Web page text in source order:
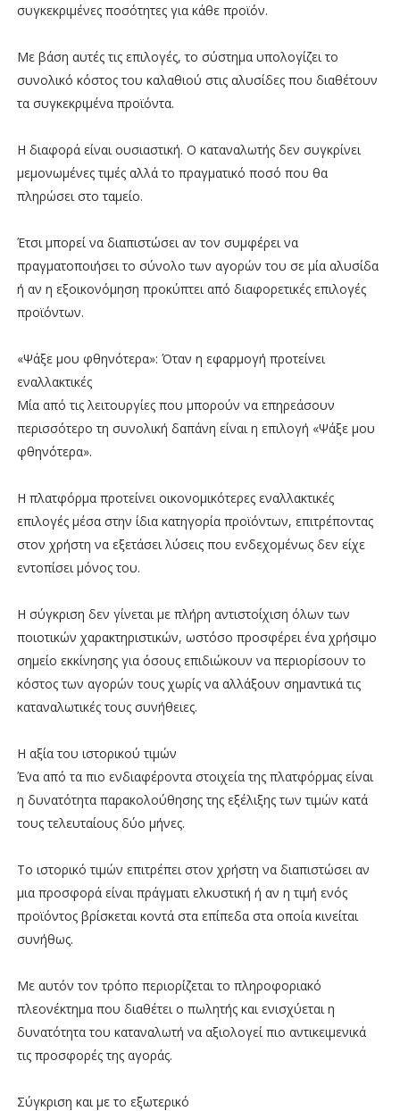
συγκεκριμένες ποσότητες για κάθε προϊόν.
Με βάση αυτές τις επιλογές, το σύστημα υπολογίζει το
συνολικό κόστος του καλαθιού στις αλυσίδες που διαθέτουν
τα συγκεκριμένα προϊόντα.
Η διαφορά είναι ουσιαστική. Ο καταναλωτής δεν συγκρίνει
μεμονωμένες τιμές αλλά το πραγματικό ποσό που θα
πληρώσει στο ταμείο.
Έτσι μπορεί να διαπιστώσει αν τον συμφέρει να
πραγματοποιήσει το σύνολο των αγορών του σε μία αλυσίδα
ή αν η εξοικονόμηση προκύπτει από διαφορετικές επιλογές
προϊόντων.
«Ψάξε μου φθηνότερα»: Όταν η εφαρμογή προτείνει
εναλλακτικές
Μία από τις λειτουργίες που μπορούν να επηρεάσουν
περισσότερο τη συνολική δαπάνη είναι η επιλογή «Ψάξε μου
φθηνότερα».
Η πλατφόρμα προτείνει οικονομικότερες εναλλακτικές
επιλογές μέσα στην ίδια κατηγορία προϊόντων, επιτρέποντας
στον χρήστη να εξετάσει λύσεις που ενδεχομένως δεν είχε
εντοπίσει μόνος του.
Η σύγκριση δεν γίνεται με πλήρη αντιστοίχιση όλων των
ποιοτικών χαρακτηριστικών, ωστόσο προσφέρει ένα χρήσιμο
σημείο εκκίνησης για όσους επιδιώκουν να περιορίσουν το
κόστος των αγορών τους χωρίς να αλλάξουν σημαντικά τις
καταναλωτικές τους συνήθειες.
Η αξία του ιστορικού τιμών
Ένα από τα πιο ενδιαφέροντα στοιχεία της πλατφόρμας είναι
η δυνατότητα παρακολούθησης της εξέλιξης των τιμών κατά
τους τελευταίους δύο μήνες.
Το ιστορικό τιμών επιτρέπει στον χρήστη να διαπιστώσει αν
μια προσφορά είναι πράγματι ελκυστική ή αν η τιμή ενός
προϊόντος βρίσκεται κοντά στα επίπεδα στα οποία κινείται
συνήθως.
Με αυτόν τον τρόπο περιορίζεται το πληροφοριακό
πλεονέκτημα που διαθέτει ο πωλητής και ενισχύεται η
δυνατότητα του καταναλωτή να αξιολογεί πιο αντικειμενικά
τις προσφορές της αγοράς.
Σύγκριση και με το εξωτερικό